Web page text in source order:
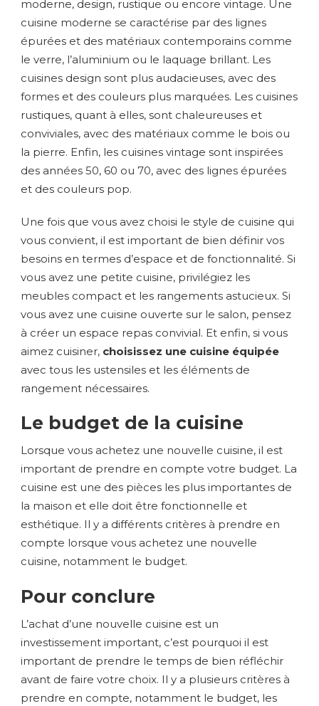
moderne, design, rustique ou encore vintage. Une
cuisine moderne se caractérise par des lignes
épurées et des matériaux contemporains comme
le verre, l’aluminium ou le laquage brillant. Les
cuisines design sont plus audacieuses, avec des
formes et des couleurs plus marquées. Les cuisines
rustiques, quant à elles, sont chaleureuses et
conviviales, avec des matériaux comme le bois ou
la pierre. Enfin, les cuisines vintage sont inspirées
des années 50, 60 ou 70, avec des lignes épurées
et des couleurs pop.
Une fois que vous avez choisi le style de cuisine qui
vous convient, il est important de bien définir vos
besoins en termes d’espace et de fonctionnalité. Si
vous avez une petite cuisine, privilégiez les
meubles compact et les rangements astucieux. Si
vous avez une cuisine ouverte sur le salon, pensez
à créer un espace repas convivial. Et enfin, si vous
aimez cuisiner, choisissez une cuisine équipée
avec tous les ustensiles et les éléments de
rangement nécessaires.
Le budget de la cuisine
Lorsque vous achetez une nouvelle cuisine, il est
important de prendre en compte votre budget. La
cuisine est une des pièces les plus importantes de
la maison et elle doit être fonctionnelle et
esthétique. Il y a différents critères à prendre en
compte lorsque vous achetez une nouvelle
cuisine, notamment le budget.
Pour conclure
L’achat d’une nouvelle cuisine est un
investissement important, c’est pourquoi il est
important de prendre le temps de bien réfléchir
avant de faire votre choix. Il y a plusieurs critères à
prendre en compte, notamment le budget, les